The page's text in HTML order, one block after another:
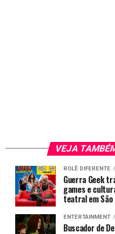
VEJA
ENTERTAINMENT
meses
Livro
com
protagonista
representatividade
LGBTQIAPN+
voltou
centro
GAMES
meses
Games
brasileiros
ganham
destaque
ENTERTAINMENT
meses
Nova
temporada
Rick
and
ROLÊ DIFERENTE
Guerra Geek
games e
teatral em São
ENTERTAINMENT
Buscador de